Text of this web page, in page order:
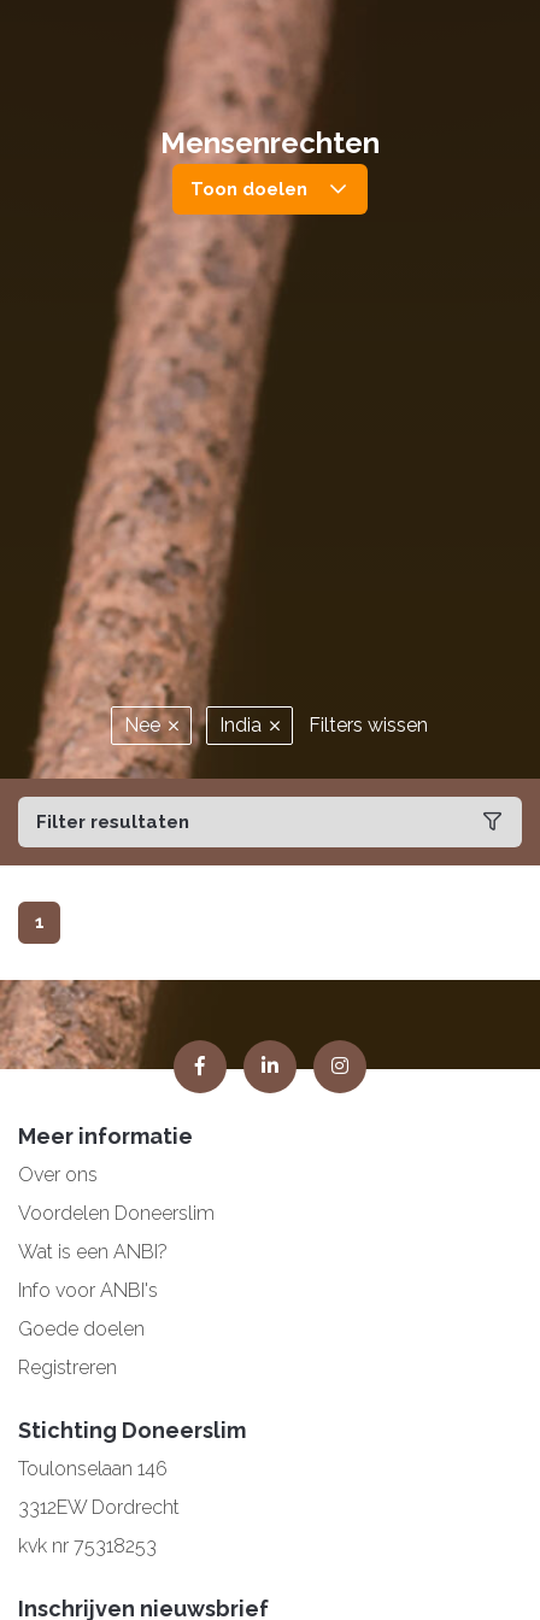
Mensenrechten
Toon doelen
Nee India Filters wissen
Filter resultaten
1
Meer informatie
Over ons
Voordelen Doneerslim
Wat is een ANBI?
Info voor ANBI's
Goede doelen
Registreren
Stichting Doneerslim
Toulonselaan 146
3312EW Dordrecht
kvk nr 75318253
Inschrijven nieuwsbrief